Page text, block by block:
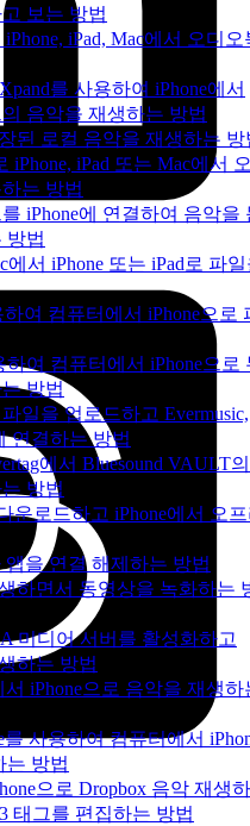
보는 방법
iPad, Mac에서 오디오
를 사용하여 iPhone에서
음악을 재생하는 방법
된 로컬 음악을 재생하는 방
iPhone, iPad 또는 Mac에서
는 방법
iPhone에 연결하여 음악을
방법
에서 iPhone 또는 iPad로 파
여 컴퓨터에서 iPhone으로
여 컴퓨터에서 iPhone으로
방법
일을 업로드하고 Evermusic,
연결하는 방법
에서 Bluesound VAULT의
방법
운로드하고 iPhone에서 오
앱을 연결 해제하는 방법
하면서 동영상을 녹화하는
미디어 서버를 활성화하고
하는 방법
iPhone으로 음악을 재생하
를 사용하여 컴퓨터에서
는 방법
으로 Dropbox 음악 재생
태그를 편집하는 방법